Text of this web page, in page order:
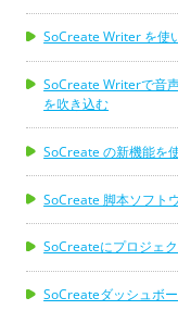
SoCreate Writer を使
SoCreate Writerで音
を吹き込む
SoCreate の新機能を
SoCreate 脚本ソフト
SoCreateにプロジェ
SoCreateダッシュボ